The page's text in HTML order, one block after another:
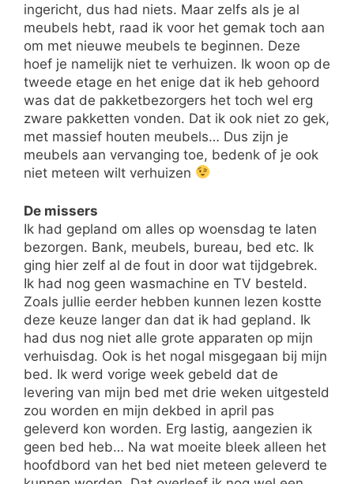
ingericht, dus had niets. Maar zelfs als je al
meubels hebt, raad ik voor het gemak toch aan
om met nieuwe meubels te beginnen. Deze
hoef je namelijk niet te verhuizen. Ik woon op de
tweede etage en het enige dat ik heb gehoord
was dat de pakketbezorgers het toch wel erg
zware pakketten vonden. Dat ik ook niet zo gek,
met massief houten meubels… Dus zijn je
meubels aan vervanging toe, bedenk of je ook
niet meteen wilt verhuizen
De missers
Ik had gepland om alles op woensdag te laten
bezorgen. Bank, meubels, bureau, bed etc. Ik
ging hier zelf al de fout in door wat tijdgebrek.
Ik had nog geen wasmachine en TV besteld.
Zoals jullie eerder hebben kunnen lezen kostte
deze keuze langer dan dat ik had gepland. Ik
had dus nog niet alle grote apparaten op mijn
verhuisdag. Ook is het nogal misgegaan bij mijn
bed. Ik werd vorige week gebeld dat de
levering van mijn bed met drie weken uitgesteld
zou worden en mijn dekbed in april pas
geleverd kon worden. Erg lastig, aangezien ik
geen bed heb… Na wat moeite bleek alleen het
hoofdbord van het bed niet meteen geleverd te